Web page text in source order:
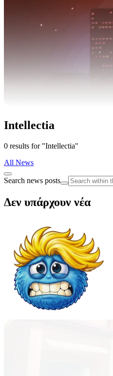
Intellectia
0 results for "Intellectia"
All News
Search news posts
Δεν υπάρχουν νέα